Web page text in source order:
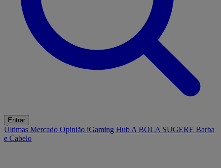
Entrar
Últimas Mercado Opinião iGaming Hub A BOLA SUGERE Barba
e Cabelo